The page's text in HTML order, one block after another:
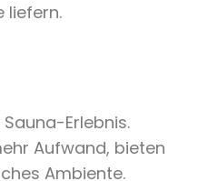
liefern.
Erlebnis.
Aufwand, bieten
Ambiente.